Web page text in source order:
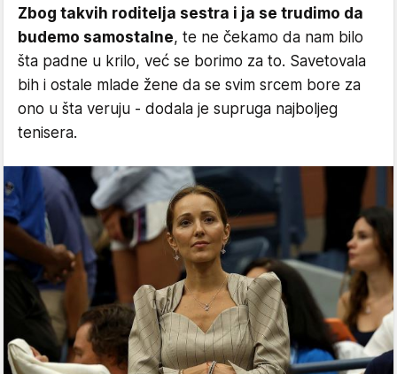
Zbog takvih roditelja sestra i ja se trudimo da
budemo samostalne, te ne čekamo da nam bilo
šta padne u krilo, već se borimo za to. Savetovala
bih i ostale mlade žene da se svim srcem bore za
ono u šta veruju - dodala je supruga najboljeg
tenisera.